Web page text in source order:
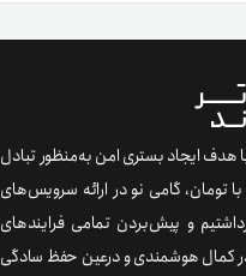
با هدف ایجاد بستری امن به‌منظور تبادل
با تومان، گامی نو در ارائه سرویس‌های
و پیش‌بردن تمامی فرایندهای
در کمال هوشمندی و درعین حفظ سادگی